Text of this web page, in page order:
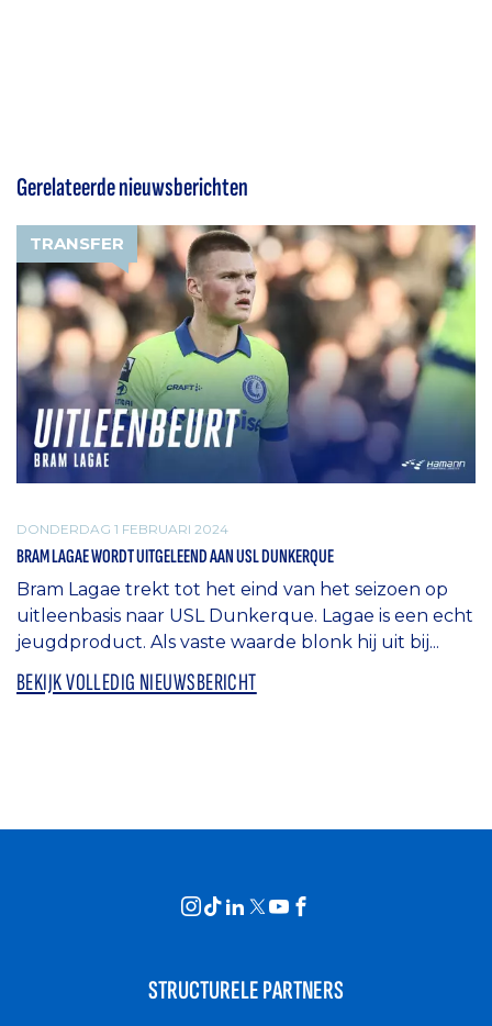
Gerelateerde nieuwsberichten
TRANSFER
DONDERDAG 1 FEBRUARI 2024
BRAM LAGAE WORDT UITGELEEND AAN USL DUNKERQUE
Bram Lagae trekt tot het eind van het seizoen op
uitleenbasis naar USL Dunkerque. Lagae is een echt
jeugdproduct. Als vaste waarde blonk hij uit bij...
BEKIJK VOLLEDIG NIEUWSBERICHT
STRUCTURELE PARTNERS